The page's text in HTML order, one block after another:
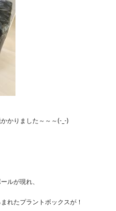
かりました～～～(-_-)
ルが現れ、
れたプラントボックスが！